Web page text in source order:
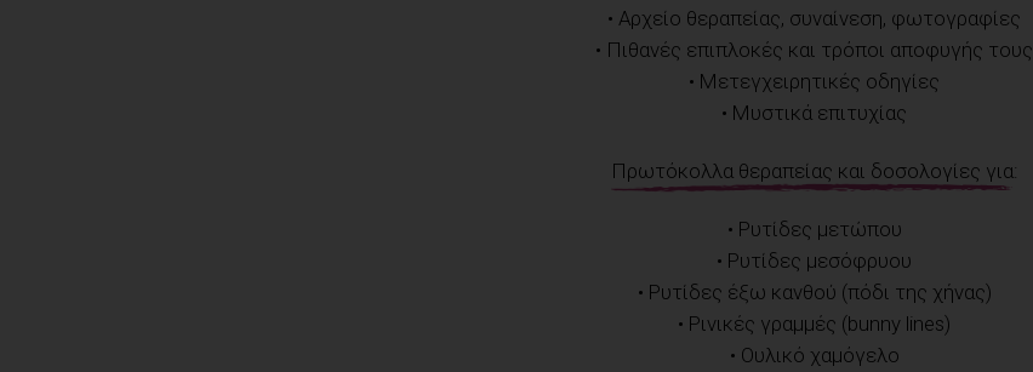
• Αρχείο θεραπείας, συναίνεση, φωτογραφίες
• Πιθανές επιπλοκές και τρόποι αποφυγής τους
• Μετεγχειρητικές οδηγίες
• Μυστικά επιτυχίας
Πρωτόκολλα θεραπείας και δοσολογίες για:
• Ρυτίδες μετώπου
• Ρυτίδες μεσόφρυου
• Ρυτίδες έξω κανθού (πόδι της χήνας)
• Ρινικές γραμμές (bunny lines)
• Ουλικό χαμόγελο